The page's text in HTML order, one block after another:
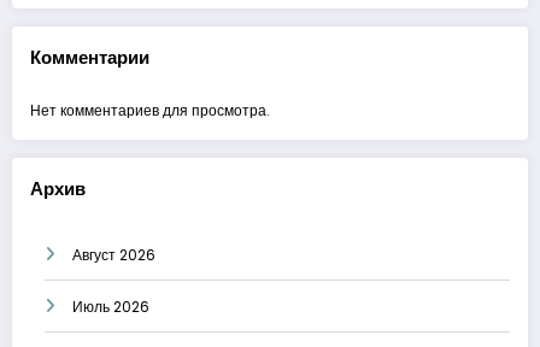
Комментарии
Нет комментариев для просмотра.
Архив
Август 2026
Июль 2026